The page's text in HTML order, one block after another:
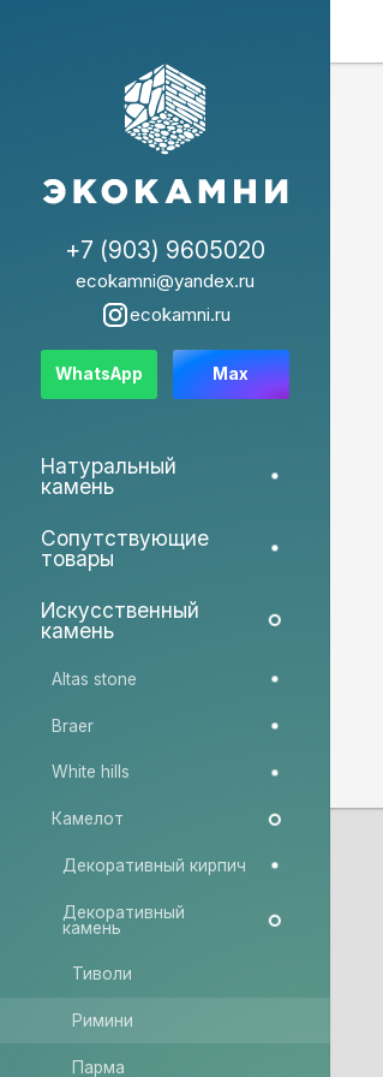
+7 (903) 9605020
ecokamni@yandex.ru
ecokamni.ru
WhatsApp Max
Натуральный
камень
Сопутствующие
товары
Искусственный
камень
Altas stone
Braer
White hills
Камелот
Декоративный кирпич
Декоративный
камень
Тиволи
Римини
Парма